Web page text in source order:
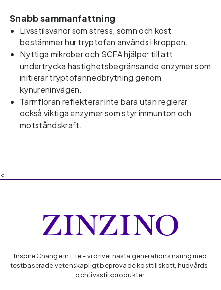
Snabb sammanfattning
Livsstilsvanor som stress, sömn och kost
bestämmer hur tryptofan används i kroppen.
Nyttiga mikrober och SCFA hjälper till att
undertrycka hastighetsbegränsande enzymer som
initierar tryptofannedbrytning genom
kynureninvägen.
Tarmfloran reflekterar inte bara utan reglerar
också viktiga enzymer som styr immunton och
motståndskraft.
<
Inspire Change in Life – vi driver nästa generations näring med
testbaserade vetenskapligt beprövade kosttillskott, hudvårds-
och livsstilsprodukter.